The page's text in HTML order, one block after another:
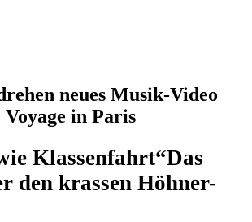
neues Musik-Video
in Paris
Klassenfahrt“Das
den krassen Höhner-